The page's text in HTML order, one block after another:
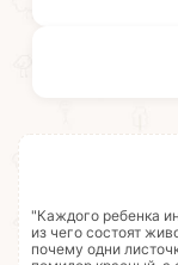
"Каждого ребенка
из чего состоят
почему одни